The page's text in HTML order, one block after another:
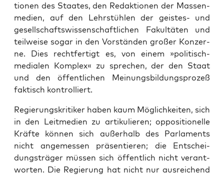
tio­nen des Staa­tes, den Redak­tio­nen der Mas­sen­
me­di­en, auf den Lehr­stüh­len der geis­tes- und
gesell­schafts­wis­sen­schaft­li­chen Fakul­tä­ten und
teil­wei­se sogar in den Vor­stän­den gro­ßer Kon­zer­
ne. Dies recht­fer­tigt es, von einem »poli­tisch-
media­len Kom­plex« zu spre­chen, der den Staat
und den öffent­li­chen Mei­nungs­bil­dungs­pro­zeß
fak­tisch kontrolliert.
Regie­rungs­kri­ti­ker haben kaum Mög­lich­kei­ten, sich
in den Leit­me­di­en zu arti­ku­lie­ren; oppo­si­tio­nel­le
Kräf­te kön­nen sich außer­halb des Par­la­ments
nicht ange­mes­sen prä­sen­tie­ren; die Ent­schei­
dungs­trä­ger müs­sen sich öffent­lich nicht ver­ant­
wor­ten. Die Regie­rung hat nicht nur aus­rei­chend